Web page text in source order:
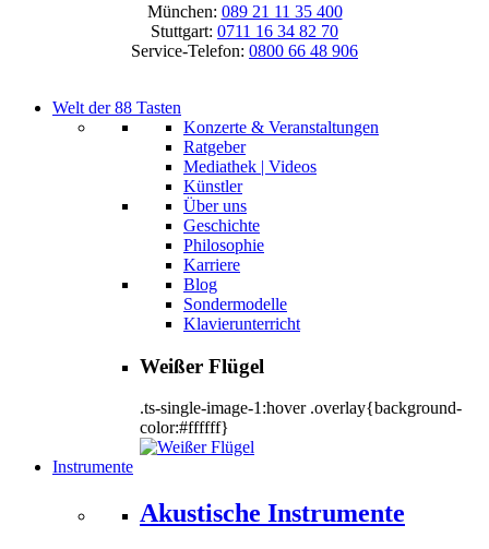
München: 089 21 11 35 400
Stuttgart: 0711 16 34 82 70
Service-Telefon: 0800 66 48 906
Welt der 88 Tasten
Konzerte & Veranstaltungen
Ratgeber
Mediathek | Videos
Künstler
Über uns
Geschichte
Philosophie
Karriere
Blog
Sondermodelle
Klavierunterricht
Weißer Flügel
.ts-single-image-1:hover .overlay{background-
color:#ffffff}
Instrumente
Akustische Instrumente